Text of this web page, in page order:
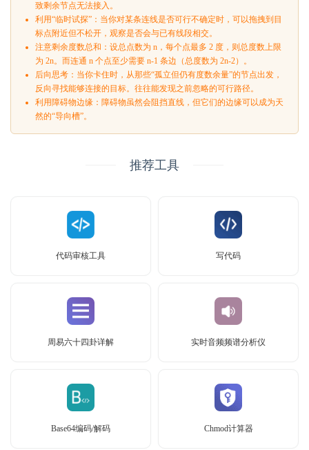
致剩余节点无法接入。
利用“临时试探”：当你对某条连线是否可行不确定时，可以拖拽到目
标点附近但不松开，观察是否会与已有线段相交。
注意剩余度数总和：设总点数为 n，每个点最多 2 度，则总度数上限
为 2n。而连通 n 个点至少需要 n-1 条边（总度数为 2n-2）。
后向思考：当你卡住时，从那些“孤立但仍有度数余量”的节点出发，
反向寻找能够连接的目标。往往能发现之前忽略的可行路径。
利用障碍物边缘：障碍物虽然会阻挡直线，但它们的边缘可以成为天
然的“导向槽”。
推荐工具
代码审核工具 写代码
周易六十四卦详解 实时音频频谱分析仪
Base64编码/解码 Chmod计算器